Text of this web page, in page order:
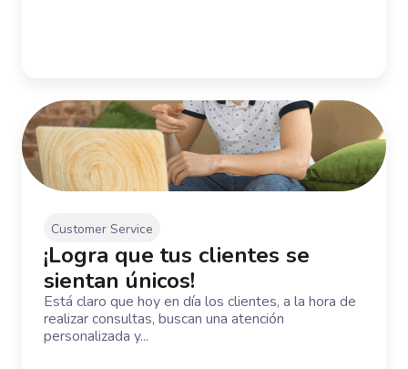
Customer Service
¡Logra que tus clientes se
sientan únicos!
Está claro que hoy en día los clientes, a la hora de
realizar consultas, buscan una atención
personalizada y...